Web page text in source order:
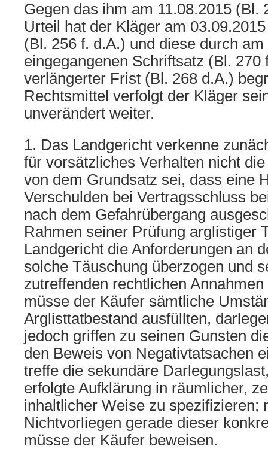
Gegen das ihm am 11.08.2015 (Bl.
Urteil hat der Kläger am
(Bl. 256 f. d.A.) und diese durch am
eingegangenen Schriftsatz (Bl. 270
verlängerter Frist (Bl. 268 d.A.)
Rechtsmittel verfolgt der Kläger
unverändert weiter.
1. Das Landgericht verkenne
für vorsätzliches Verhalten nicht
von dem Grundsatz sei, dass eine
Verschulden bei Vertragsschluss
nach dem Gefahrübergang
Rahmen seiner Prüfung arglistiger
Landgericht die Anforderungen an
solche Täuschung überzogen und
zutreffenden rechtlichen
müsse der Käufer sämtliche
Arglisttatbestand ausfüllten,
jedoch griffen zu seinen Gunsten
den Beweis von Negativtatsachen
treffe die sekundäre
erfolgte Aufklärung in räumlicher,
inhaltlicher Weise zu spezifizieren;
Nichtvorliegen gerade dieser
müsse der Käufer beweisen.